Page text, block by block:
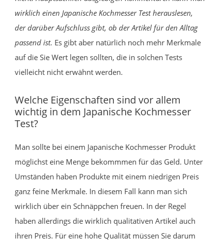
wirklich einen Japanische Kochmesser Test herauslesen,
der darüber Aufschluss gibt, ob der Artikel für den Alltag
passend ist. Es gibt aber natürlich noch mehr Merkmale
auf die Sie Wert legen sollten, die in solchen Tests
vielleicht nicht erwähnt werden.
Welche Eigenschaften sind vor allem
wichtig in dem Japanische Kochmesser
Test?
Man sollte bei einem Japanische Kochmesser Produkt
möglichst eine Menge bekommmen für das Geld. Unter
Umständen haben Produkte mit einem niedrigen Preis
ganz feine Merkmale. In diesem Fall kann man sich
wirklich über ein Schnäppchen freuen. In der Regel
haben allerdings die wirklich qualitativen Artikel auch
ihren Preis. Für eine hohe Qualität müssen Sie darum